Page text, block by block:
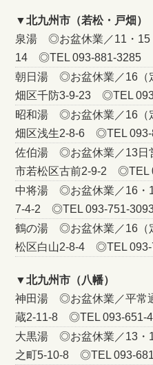
▼北九州市（若松・戸畑）
泉湯 ◎お盆休業／11・
14 ◎TEL 093-881-3285
朝日湯 ◎お盆休業／16
畑区千防3-9-23 ◎TEL
昭和湯 ◎お盆休業／16
畑区浅生2-8-6 ◎TEL 093-
佐伯湯 ◎お盆休業／13日
市若松区古前2-9-2 ◎TEL
中将湯 ◎お盆休業／16
7-4-2 ◎TEL 093-751-
鶴の湯 ◎お盆休業／16
松区白山2-8-4 ◎TEL 093-
▼北九州市（八幡）
神田湯 ◎お盆休業／平常
蔵2-11-8 ◎TEL 093-651-
大黒湯 ◎お盆休業／13
之町5-10-8 ◎TEL 093-